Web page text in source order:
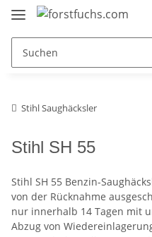
Stihl Saughäcksler
Stihl SH 55
Stihl SH 55 Benzin-
von der Rücknahme
nur innerhalb 14 Tagen mit
Abzug von